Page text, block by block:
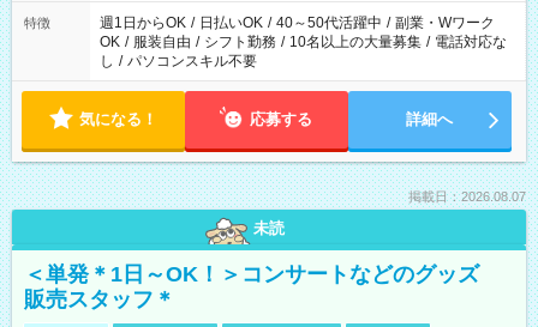
特徴 週1日からOK / 日払いOK / 40～50代活躍中 / 副業・Wワーク
OK / 服装自由 / シフト勤務 / 10名以上の大量募集 / 電話対応な
し / パソコンスキル不要
気になる！ 応募する 詳細へ
掲載日：2026.08.07
未読
＜単発＊1日～OK！＞コンサートなどのグッズ
販売スタッフ＊